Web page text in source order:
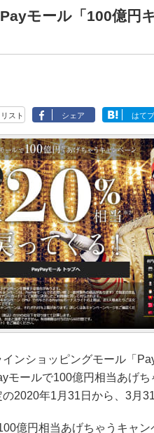
モール「100億円
リスト シェア はてブ
ンショッピングモール「
モールで100億円相当あげち
2020年1月31日から、3月
億円相当あげちゃうキャ